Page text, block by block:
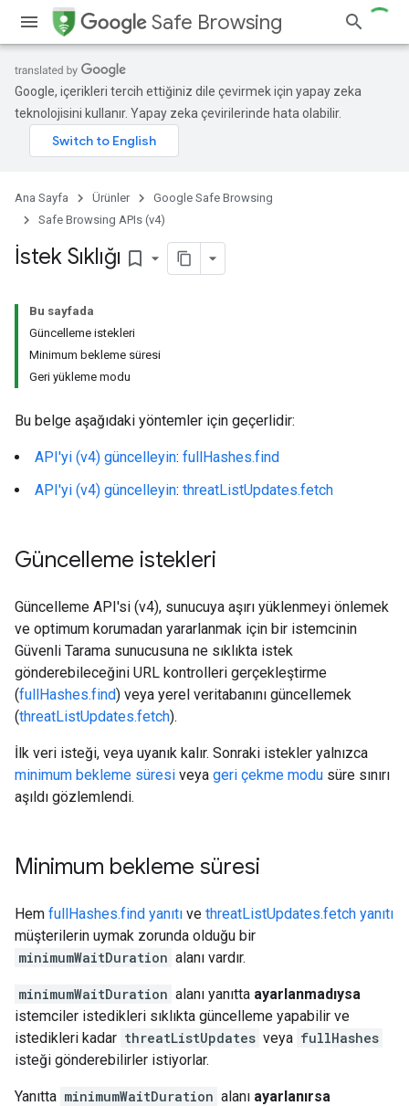
Safe Browsing
Google, içerikleri tercih ettiğiniz dile çevirmek için yapay zeka
teknolojisini kullanır. Yapay zeka çevirilerinde hata olabilir.
Ana Sayfa Ürünler
Google Safe Browsing
Safe Browsing APIs (v4)
İstek Sıklığı bookmark_border
Bu sayfada
Güncelleme istekleri
Minimum bekleme süresi
Geri yükleme modu
Bu belge aşağıdaki yöntemler için geçerlidir:
API'yi (v4) güncelleyin: fullHashes.find
API'yi (v4) güncelleyin: threatListUpdates.fetch
Güncelleme istekleri
Güncelleme API'si (v4), sunucuya aşırı yüklenmeyi önlemek
ve optimum korumadan yararlanmak için bir istemcinin
Güvenli Tarama sunucusuna ne sıklıkta istek
gönderebileceğini URL kontrolleri gerçekleştirme
(fullHashes.find) veya yerel veritabanını güncellemek
(threatListUpdates.fetch).
İlk veri isteği, veya uyanık kalır. Sonraki istekler yalnızca
minimum bekleme süresi veya geri çekme modu süre sınırı
aşıldı gözlemlendi.
Minimum bekleme süresi
Hem fullHashes.find yanıtı ve threatListUpdates.fetch yanıtı
müşterilerin uymak zorunda olduğu bir
minimumWaitDuration alanı vardır.
minimumWaitDuration alanı yanıtta ayarlanmadıysa
istemciler istedikleri sıklıkta güncelleme yapabilir ve
istedikleri kadar threatListUpdates veya fullHashes
isteği gönderebilirler istiyorlar.
Yanıtta minimumWaitDuration alanı ayarlanırsa